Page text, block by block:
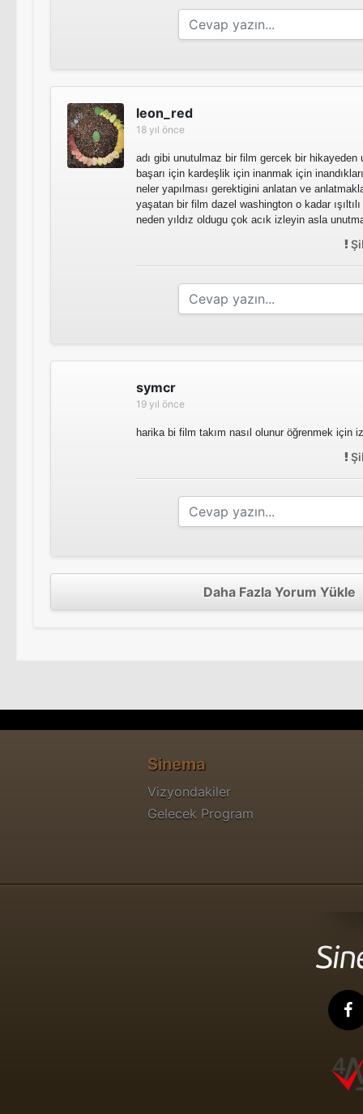
leon_red
18 yıl önce
adı gibi unutulmaz bir film gercek bir hikayeden
başarı için kardeşlik için inanmak için
neler yapılması gerektigini anlatan ve
yaşatan bir film dazel washington o kadar
neden yıldız oldugu çok acık izleyin asla
symcr
19 yıl önce
harika bi film takım nasıl olunur öğrenmek için
Daha Fazla Yorum Yükle
Sinema
Vizyondakiler
Gelecek Program